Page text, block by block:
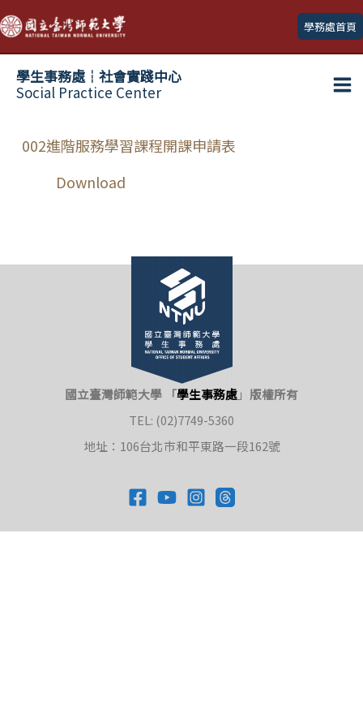
跳
至
主
學務處首頁
學生事務處┆社會實踐中心
Social Practice Center
002進階服務學習課程開課申請表
Download
國立臺灣師範大學 「學生事務處」 版權所有
TEL: (02)7749-5360
地址：106台北市和平東路一段162號